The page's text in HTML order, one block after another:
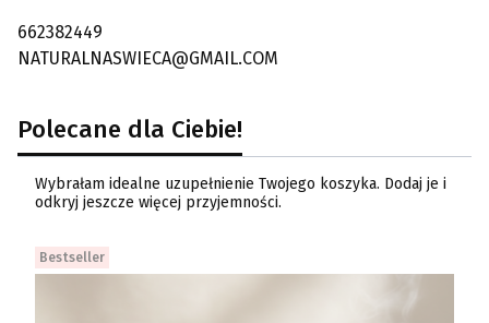
662382449
NATURALNASWIECA@GMAIL.COM
Polecane dla Ciebie!
Wybrałam idealne uzupełnienie Twojego koszyka. Dodaj je i
odkryj jeszcze więcej przyjemności.
Bestseller